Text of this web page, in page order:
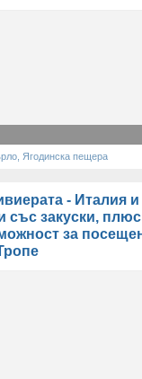
Ягодинска пещера
- Италия
със закуски,
за